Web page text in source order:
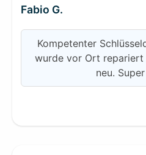
Fabio G.
Kompetenter
wurde vor Ort
neu.